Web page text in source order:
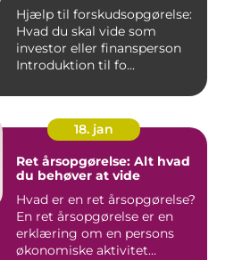
Hjælp til forskudsopgørelse:
Hvad du skal vide som
investor eller finansperson
Introduktion til fo...
18. jan
Ret årsopgørelse: Alt hvad
du behøver at vide
Hvad er en ret årsopgørelse?
En ret årsopgørelse er en
erklæring om en persons
økonomiske aktivitet...